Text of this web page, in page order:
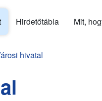
Hirdetőtábla Mit,
hivatal